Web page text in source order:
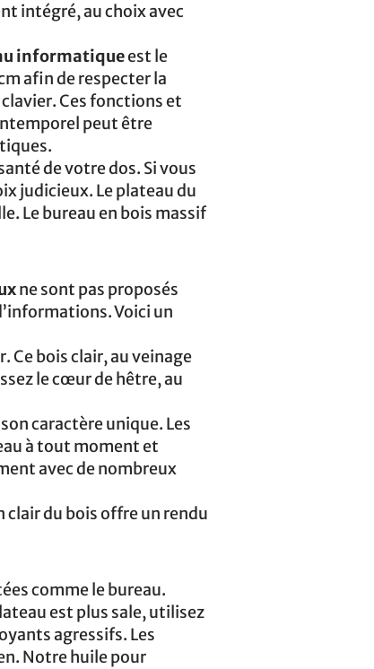
intégré, au choix avec
informatiqueest le
afin de respecter la
Ces fonctions et
peut être
de votre dos. Si vous
judicieux. Le plateau du
Le bureau en bois massif
ne sont pas proposés
Voici un
Ce bois clair, au veinage
le cœur de hêtre, au
caractère unique. Les
à tout moment et
avec de nombreux
clair du bois offre un rendu
comme le bureau.
est plus sale, utilisez
agressifs. Les
Notre huile pour